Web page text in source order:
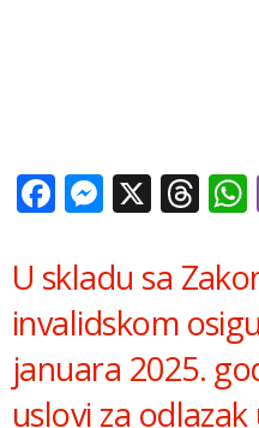
Facebook
X
U skladu sa
invalidskom
januara 2025.
uslovi za